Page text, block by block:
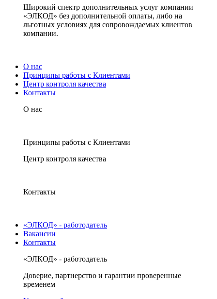
Широкий спектр дополнительных услуг компании
«ЭЛКОД» без дополнительной оплаты, либо на
льготных условиях для сопровождаемых клиентов
компании.
О нас
Принципы работы с Клиентами
Центр контроля качества
Контакты
О нас
Принципы работы с Клиентами
Центр контроля качества
Контакты
«ЭЛКОД» - работодатель
Вакансии
Контакты
«ЭЛКОД» - работодатель
Доверие, партнерство и гарантии проверенные
временем